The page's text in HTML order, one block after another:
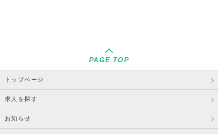
PAGE TOP
トップページ
求人を探す
お知らせ